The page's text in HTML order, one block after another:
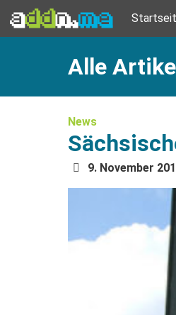
Alle
News
9. November